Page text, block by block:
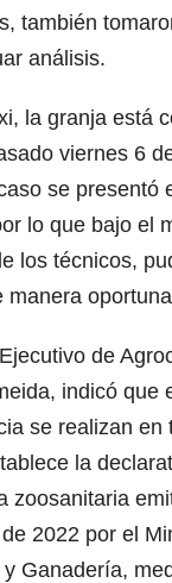
también
análisis.
la granja está
viernes 6
se presentó
lo que bajo el
los técnicos,
manera
de
indicó que
se realizan en
la
zoosanitaria
2022 por el
Ganadería,